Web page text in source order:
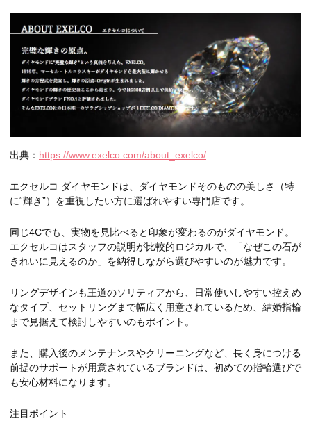
出典： https://www.exelco.com/about_exelco/
エクセルコ ダイヤモンドは、ダイヤモンドそのものの美しさ（特
に“輝き”）を重視したい方に選ばれやすい専門店です。
同じ4Cでも、実物を見比べると印象が変わるのがダイヤモンド。
エクセルコはスタッフの説明が比較的ロジカルで、「なぜこの石が
きれいに見えるのか」を納得しながら選びやすいのが魅力です。
リングデザインも王道のソリティアから、日常使いしやすい控えめ
なタイプ、セットリングまで幅広く用意されているため、結婚指輪
まで見据えて検討しやすいのもポイント。
また、購入後のメンテナンスやクリーニングなど、長く身につける
前提のサポートが用意されているブランドは、初めての指輪選びで
も安心材料になります。
注目ポイント